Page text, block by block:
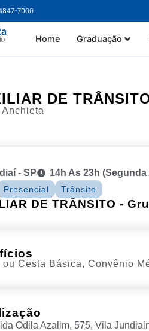
7000
Home Graduação
DE
- SP 14h As 23h (segunda
Presencial Trânsito
DE TRÂNSITO -
ou Cesta Básica, Convênio
Odila Azalim, 575, Vila